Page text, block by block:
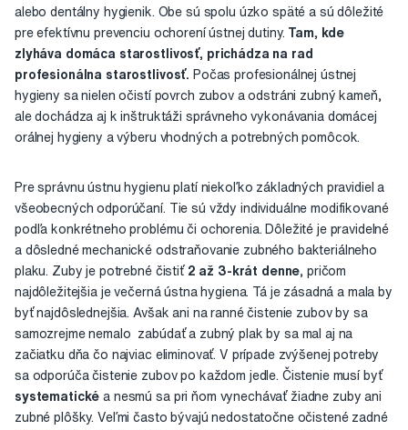
alebo dentálny hygienik. Obe sú spolu úzko späté a sú dôležité
pre efektívnu prevenciu ochorení ústnej dutiny. Tam, kde
zlyháva domáca starostlivosť, prichádza na rad
profesionálna starostlivosť.
Počas profesionálnej ústnej
hygieny sa nielen očistí povrch zubov a odstráni zubný kameň,
ale dochádza aj k inštruktáži správneho vykonávania domácej
orálnej hygieny a výberu vhodných a potrebných pomôcok.
Pre správnu ústnu hygienu platí niekoľko základných pravidiel a
všeobecných odporúčaní. Tie sú vždy individuálne modifikované
podľa konkrétneho problému či ochorenia. Dôležité je pravidelné
a dôsledné mechanické odstraňovanie zubného bakteriálneho
plaku. Zuby je potrebné čistiť 2 až 3-krát denne , pričom
najdôležitejšia je večerná ústna hygiena. Tá je zásadná a mala by
byť najdôslednejšia. Avšak ani na ranné čistenie zubov by sa
samozrejme nemalo zabúdať a zubný plak by sa mal aj na
začiatku dňa čo najviac eliminovať. V prípade zvýšenej potreby
sa odporúča čistenie zubov po každom jedle. Čistenie musí byť
systematické a nesmú sa pri ňom vynechávať žiadne zuby ani
zubné plôšky. Veľmi často bývajú nedostatočne očistené zadné